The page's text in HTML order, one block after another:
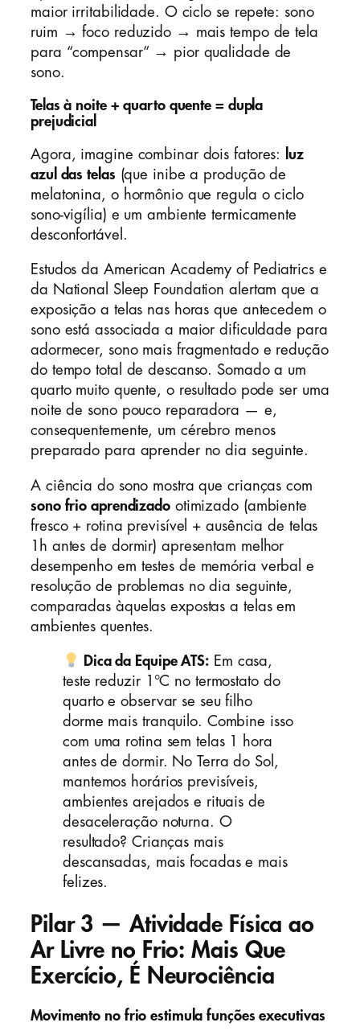
maior irritabilidade. O ciclo se repete: sono
ruim → foco reduzido → mais tempo de tela
para “compensar” → pior qualidade de
sono.
Telas à noite + quarto quente = dupla
prejudicial
Agora, imagine combinar dois fatores:
luz
azul das telas (que inibe a produção de
melatonina, o hormônio que regula o ciclo
sono-vigília) e um ambiente termicamente
desconfortável.
Estudos da American Academy of Pediatrics e
da National Sleep Foundation alertam que a
exposição a telas nas horas que antecedem o
sono está associada a maior dificuldade para
adormecer, sono mais fragmentado e redução
do tempo total de descanso. Somado a um
quarto muito quente, o resultado pode ser uma
noite de sono pouco reparadora — e,
consequentemente, um cérebro menos
preparado para aprender no dia seguinte.
A ciência do sono mostra que crianças com
sono frio aprendizadootimizado (ambiente
fresco + rotina previsível + ausência de telas
1h antes de dormir) apresentam melhor
desempenho em testes de memória verbal e
resolução de problemas no dia seguinte,
comparadas àquelas expostas a telas em
ambientes quentes.
Dica da Equipe ATS: Em casa,
teste reduzir 1°C no termostato do
quarto e observar se seu filho
dorme mais tranquilo. Combine isso
com uma rotina sem telas 1 hora
antes de dormir. No Terra do Sol,
mantemos horários previsíveis,
ambientes arejados e rituais de
desaceleração noturna. O
resultado? Crianças mais
descansadas, mais focadas e mais
felizes.
Pilar 3 — Atividade Física ao
Ar Livre no Frio: Mais Que
Exercício, É Neurociência
Movimento no frio estimula funções executivas